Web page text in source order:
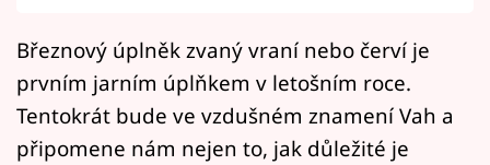
Přihlášení
Březnový úplněk zvaný vraní nebo červí je
prvním jarním úplňkem v letošním roce.
Tentokrát bude ve vzdušném znamení Vah a
připomene nám nejen to, jak důležité je